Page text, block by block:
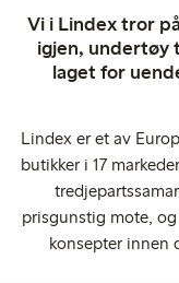
Vi i Lindex tror
igjen, undertøy
laget for
Lindex er et av
butikker i 17
prisgunstig mote,
konsepter innen